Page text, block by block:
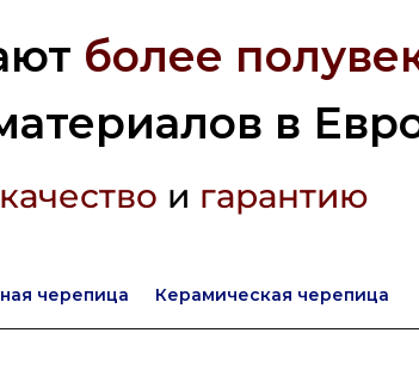
более
в
качество и гарантию
черепица Керамическая черепица